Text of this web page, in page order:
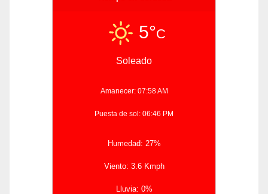
5°C
Soleado
Amanecer: 07:58 AM
Puesta de sol: 06:46 PM
Humedad: 27%
Viento: 3.6 Kmph
Lluvia: 0%